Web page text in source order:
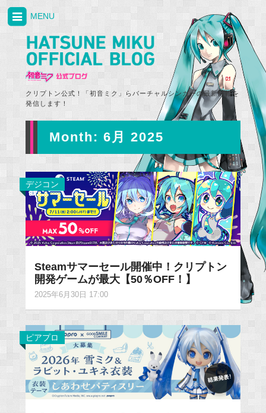
クリプトン公式！「初音ミク」らバーチャルシンガーの最新情報を
発信します！
MENU
Month: 6月 2025
デジコン
Steamサマーセール開催中！クリプトン
開発ゲームが最大【50％OFF！】
2025年6月30日 17:00
ピアプロ